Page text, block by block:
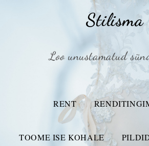
Stilisma
Loo unustamatud
RENT
TOOME ISE KOHALE